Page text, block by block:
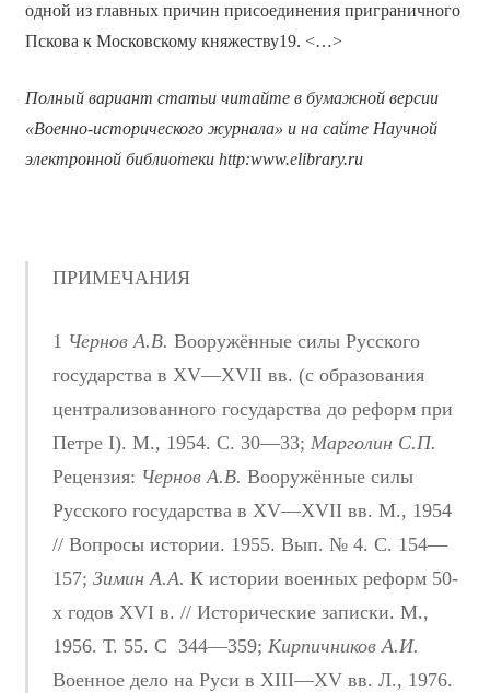
одной из главных причин присоединения приграничного
Пскова к Московскому княжеству19. <…>
Полный вариант статьи читайте в бумажной версии
«Военно-исторического журнала» и на сайте Научной
электронной библиотеки http:www.elibrary.ru
ПРИМЕЧАНИЯ
1 Чернов А.В. Вооружённые силы Русского
государства в ХV—ХVII вв. (с образования
централизованного государства до реформ при
Петре I). М., 1954. С. 30—33; Марголин С.П.
Рецензия: Чернов А.В. Вооружённые силы
Русского государства в ХV—ХVII вв. М., 1954
// Вопросы истории. 1955. Вып. № 4. С. 154—
157; Зимин А.А. К истории военных реформ 50-
х годов XVI в. // Исторические записки. М.,
1956. Т. 55. С 344—359; Кирпичников А.И.
Военное дело на Руси в ХIII—ХV вв. Л., 1976.